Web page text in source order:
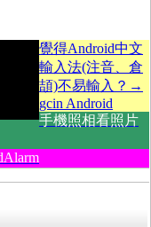
覺得Android中文
輸入法(注音、倉
頡)不易輸入？→
gcin Android
手機照相看照片